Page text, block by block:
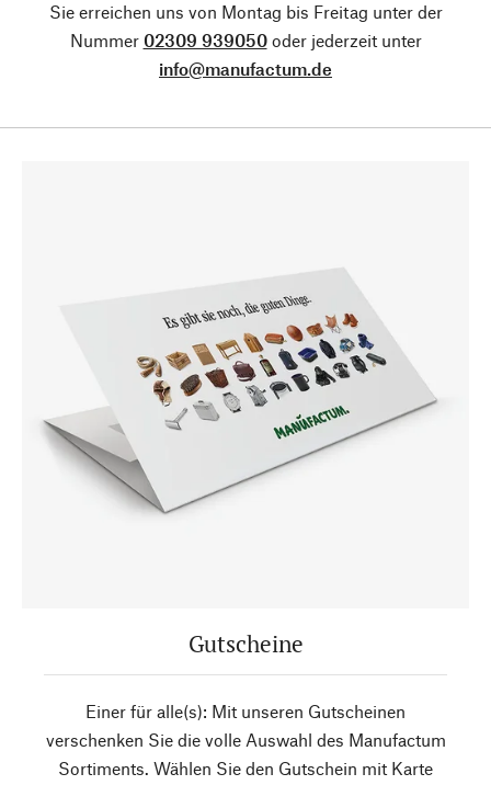
Sie erreichen uns von Montag bis Freitag unter der
Nummer 02309 939050oder jederzeit unter
info@manufactum.de
Gutscheine
Einer für alle(s): Mit unseren Gutscheinen
verschenken Sie die volle Auswahl des Manufactum
Sortiments. Wählen Sie den Gutschein mit Karte